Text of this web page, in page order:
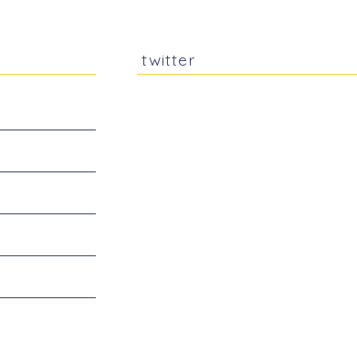
twitter